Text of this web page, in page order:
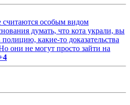
особым видом
думать, что кота украли, вы
какие-то доказательства
они не могут просто зайти на
4